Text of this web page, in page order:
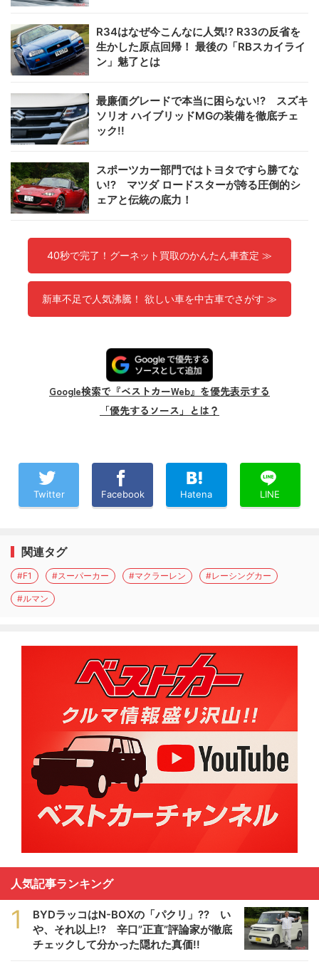
R34はなぜ今こんなに人気!? R33の反省を
生かした原点回帰！ 最後の「RBスカイライ
ン」魅了とは
最廉価グレードで本当に困らない!? スズキ
ソリオ ハイブリッドMGの装備を徹底チェ
ック!!
スポーツカー部門ではトヨタですら勝てな
い!? マツダ ロードスターが誇る圧倒的シ
ェアと伝統の底力！
40秒で完了！グーネット買取のかんたん車査定 ≫
新車不足で人気沸騰！ 欲しい車を中古車でさがす ≫
Google検索で『ベストカーWeb』を優先表示する
「優先するソース」とは？
Twitter Facebook Hatena LINE
関連タグ
#F1 #スーパーカー #マクラーレン #レーシングカー
#ルマン
人気記事ランキング
1
BYDラッコはN-BOXの「パクリ」?? い
や、それ以上!? 辛口”正直”評論家が徹底
チェックして分かった隠れた真価!!